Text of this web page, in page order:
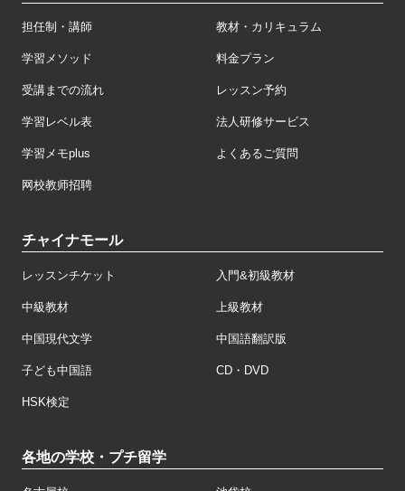
担任制・講師 教材・カリキュラム
学習メソッド 料金プラン
受講までの流れ レッスン予約
学習レベル表 法人研修サービス
学習メモplus よくあるご質問
网校教师招聘
チャイナモール
レッスンチケット 入門&初級教材
中級教材 上級教材
中国現代文学 中国語翻訳版
子ども中国語 CD・DVD
HSK検定
各地の学校・プチ留学